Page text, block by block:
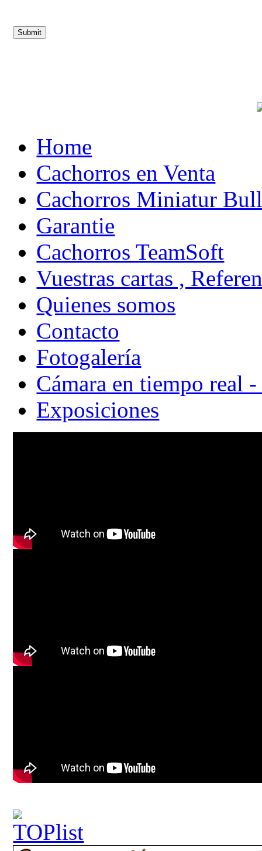
Home
Cachorros en Venta
Cachorros Miniatur
Garantie
Cachorros TeamSoft
Vuestras cartas ,
Quienes somos
Contacto
Fotogalería
Cámara en tiempo real
Exposiciones